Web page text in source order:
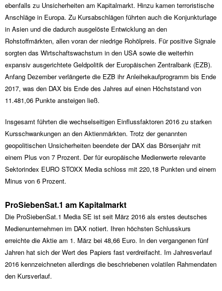
ebenfalls zu Unsicherheiten am Kapitalmarkt. Hinzu kamen terroristische
Anschläge in Europa. Zu Kursabschlägen führten auch die Konjunkturlage
in Asien und die dadurch ausgelöste Entwicklung an den
Rohstoffmärkten, allen voran der niedrige Rohölpreis. Für positive Signale
sorgten das Wirtschaftswachstum in den USA sowie die weiterhin
expansiv ausgerichtete Geldpolitik der Europäischen Zentralbank (EZB).
Anfang Dezember verlängerte die EZB ihr Anleihekaufprogramm bis Ende
2017, was den DAX bis Ende des Jahres auf einen Höchststand von
11.481,06 Punkte ansteigen ließ.
Insgesamt führten die wechselseitigen Einflussfaktoren 2016 zu starken
Kursschwankungen an den Aktienmärkten. Trotz der genannten
geopolitischen Unsicherheiten beendete der DAX das Börsenjahr mit
einem Plus von 7 Prozent. Der für europäische Medienwerte relevante
Sektorindex EURO STOXX Media schloss mit 220,18 Punkten und einem
Minus von 6 Prozent.
ProSiebenSat.1 am Kapitalmarkt
Die ProSiebenSat.1 Media SE ist seit März 2016 als erstes deutsches
Medienunternehmen im DAX notiert. Ihren höchsten Schlusskurs
erreichte die Aktie am 1. März bei 48,66 Euro. In den vergangenen fünf
Jahren hat sich der Wert des Papiers fast verdreifacht. Im Jahresverlauf
2016 kennzeichneten allerdings die beschriebenen volatilen Rahmendaten
den Kursverlauf.